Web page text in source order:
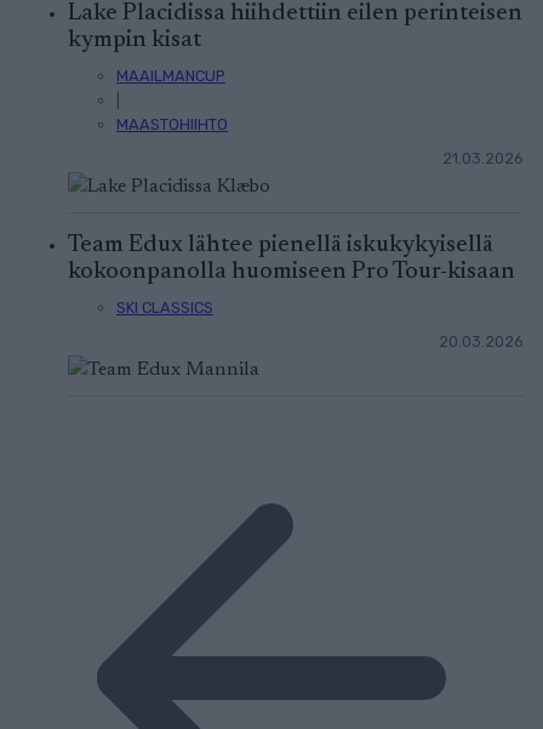
Lake Placidissa hiihdettiin eilen perinteisen
kympin kisat
MAAILMANCUP
MAASTOHIIHTO
21.03.2026
Team Edux lähtee pienellä iskukykyisellä
kokoonpanolla huomiseen Pro Tour-kisaan
SKI CLASSICS
20.03.2026